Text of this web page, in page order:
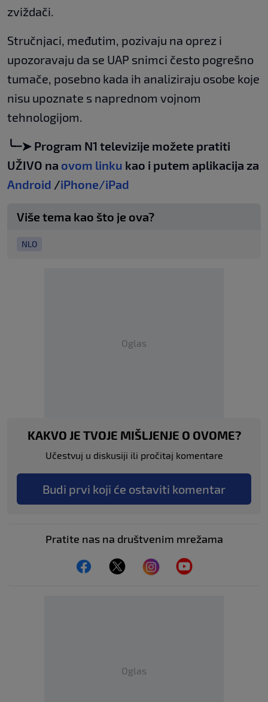
zviždači.
Stručnjaci, međutim, pozivaju na oprez i
upozoravaju da se UAP snimci često pogrešno
tumače, posebno kada ih analiziraju osobe koje
nisu upoznate s naprednom vojnom
tehnologijom.
╰┈➤ Program N1 televizije možete pratiti
UŽIVO na ovom linku kao i putem aplikacija za
Android /iPhone/iPad
Više tema kao što je ova?
NLO
Oglas
KAKVO JE TVOJE MIŠLJENJE O OVOME?
Učestvuj u diskusiji ili pročitaj komentare
Budi prvi koji će ostaviti komentar
Pratite nas na društvenim mrežama
Oglas